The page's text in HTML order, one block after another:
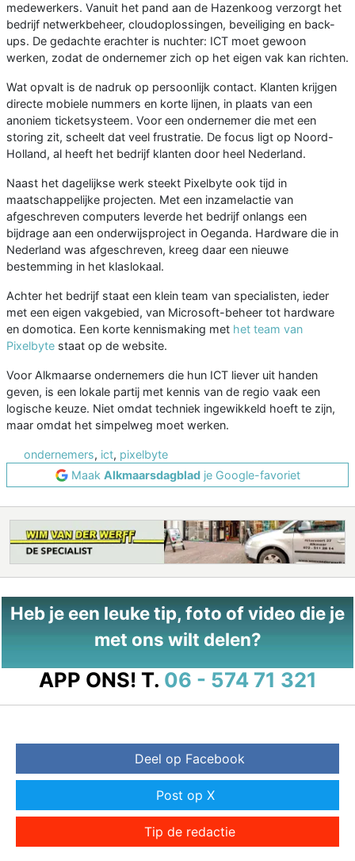
medewerkers. Vanuit het pand aan de Hazenkoog verzorgt het
bedrijf netwerkbeheer, cloudoplossingen, beveiliging en back-
ups. De gedachte erachter is nuchter: ICT moet gewoon
werken, zodat de ondernemer zich op het eigen vak kan richten.
Wat opvalt is de nadruk op persoonlijk contact. Klanten krijgen
directe mobiele nummers en korte lijnen, in plaats van een
anoniem ticketsysteem. Voor een ondernemer die met een
storing zit, scheelt dat veel frustratie. De focus ligt op Noord-
Holland, al heeft het bedrijf klanten door heel Nederland.
Naast het dagelijkse werk steekt Pixelbyte ook tijd in
maatschappelijke projecten. Met een inzamelactie van
afgeschreven computers leverde het bedrijf onlangs een
bijdrage aan een onderwijsproject in Oeganda. Hardware die in
Nederland was afgeschreven, kreeg daar een nieuwe
bestemming in het klaslokaal.
Achter het bedrijf staat een klein team van specialisten, ieder
met een eigen vakgebied, van Microsoft-beheer tot hardware
en domotica. Een korte kennismaking met het team van
Pixelbyte staat op de website.
Voor Alkmaarse ondernemers die hun ICT liever uit handen
geven, is een lokale partij met kennis van de regio vaak een
logische keuze. Niet omdat techniek ingewikkeld hoeft te zijn,
maar omdat het simpelweg moet werken.
ondernemers, ict, pixelbyte
Maak Alkmaarsdagbladje Google-favoriet
Heb je een leuke tip, foto of video die je
met ons wilt delen?
APP ONS! T. 06 - 574 71 321
Deel op Facebook
Post op X
Tip de redactie